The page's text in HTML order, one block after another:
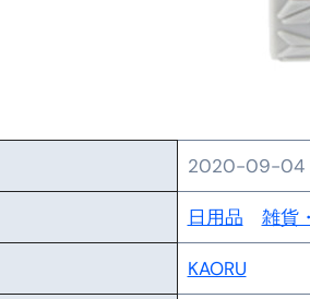
【即金】3時間で5万円稼ぐセルフ
【超高騰】爆上がりしたビットコイ
【必見】もう営業電話は怖くない！初
フリーランス・個人事業主におすすめ
自己破産中に絶対にしてはダメなこと
自己破産にまつわるよくある勘違い4
2020-09-04
日用品 雑貨
KAORU